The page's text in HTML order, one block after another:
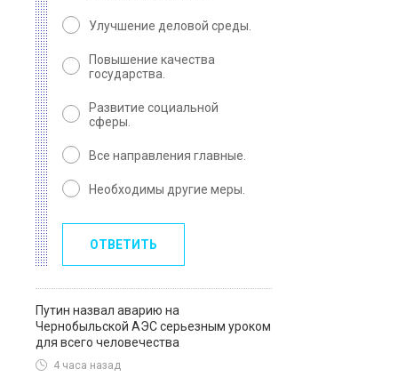
Улучшение деловой среды.
Повышение качества
государства.
Развитие социальной
сферы.
Все направления главные.
Необходимы другие меры.
ОТВЕТИТЬ
Путин назвал аварию на
Чернобыльской АЭС серьезным уроком
для всего человечества
4 часа назад